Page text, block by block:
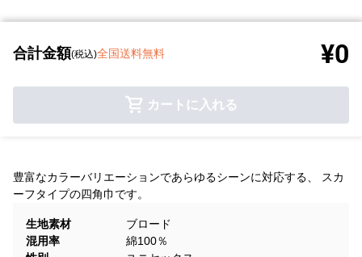
合計金額(税込)全国送料無料 ¥0
カートに入れる
豊富なカラーバリエーションであらゆるシーンに対応する、 スカ
ーフタイプの四角巾です。
生地素材
ブロード
混用率
綿100％